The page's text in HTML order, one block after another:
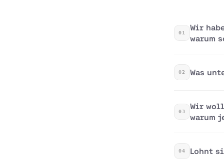
01
Wir
warum
02 Was
03
Wir
warum
04 Lohnt